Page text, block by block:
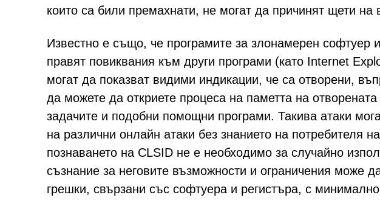
които са били премахнати, не могат да причинят щети
Известно е също, че програмите за злонамерен софтуер
правят повиквания към други програми (като Internet
могат да показват видими индикации, че са отворени,
да можете да откриете процеса на паметта на
задачите и подобни помощни програми. Такива атаки
на различни онлайн атаки без знанието на потребителя
познаването на CLSID не е необходимо за случайно
съзнание за неговите възможности и ограничения може
грешки, свързани със софтуера и регистъра, с